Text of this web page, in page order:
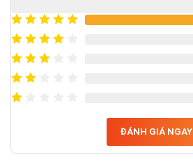
out of 5
ĐÁNH GIÁ NGAY